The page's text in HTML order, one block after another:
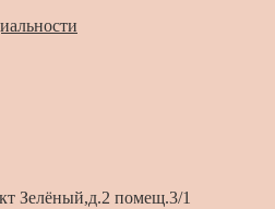
Зелёный,д.2 помещ.3/1